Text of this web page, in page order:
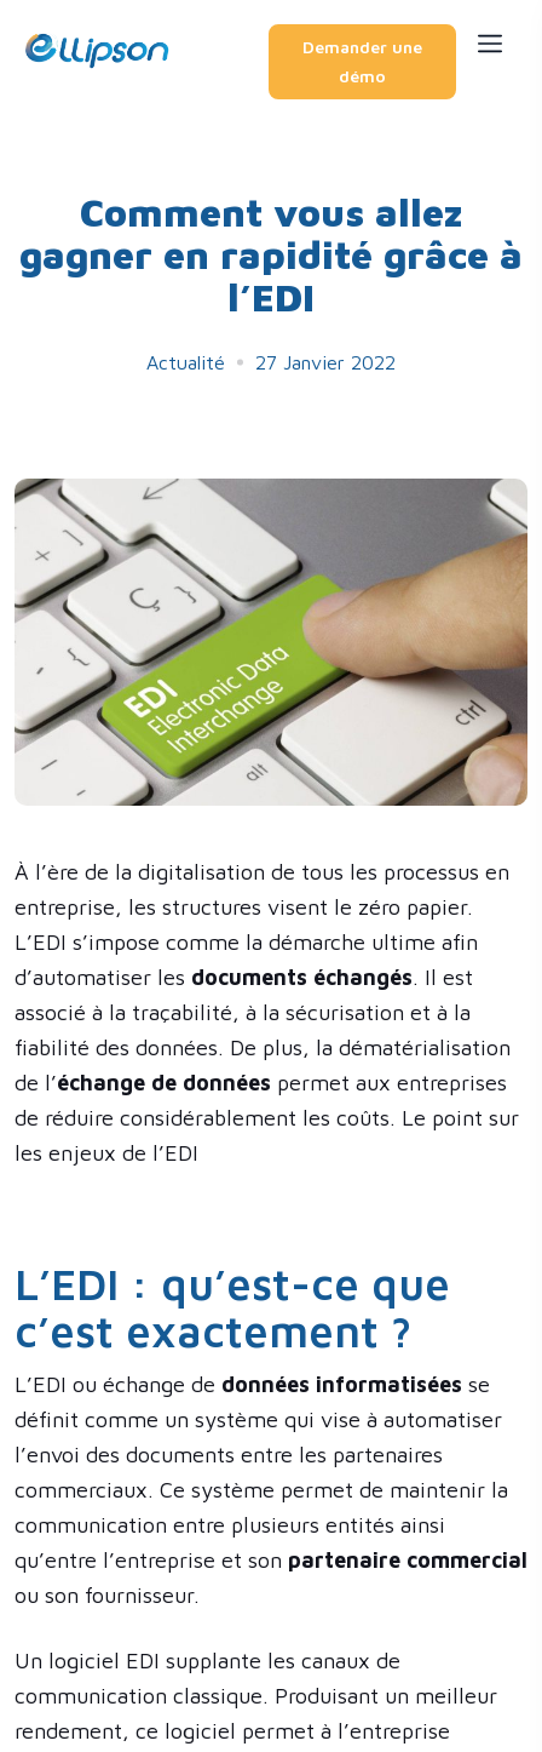
Demander une
démo
Comment vous allez
gagner en rapidité grâce à
l’EDI
Actualité 27 Janvier 2022
À l’ère de la digitalisation de tous les processus en
entreprise, les structures visent le zéro papier.
L’EDI s’impose comme la démarche ultime afin
d’automatiser les documents échangés. Il est
associé à la traçabilité, à la sécurisation et à la
fiabilité des données. De plus, la dématérialisation
de l’échange de données permet aux entreprises
de réduire considérablement les coûts. Le point sur
les enjeux de l’EDI
L’EDI : qu’est-ce que
c’est exactement ?
L’EDI ou échange de données informatisées se
définit comme un système qui vise à automatiser
l’envoi des documents entre les partenaires
commerciaux. Ce système permet de maintenir la
communication entre plusieurs entités ainsi
qu’entre l’entreprise et son partenaire commercial
ou son fournisseur.
Un logiciel EDI supplante les canaux de
communication classique. Produisant un meilleur
rendement, ce logiciel permet à l’entreprise